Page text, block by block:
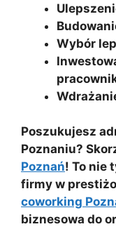
Wybór
Poszukujesz
Poznaniu?
Poznań! To nie
firmy w
coworking
biznesowa do